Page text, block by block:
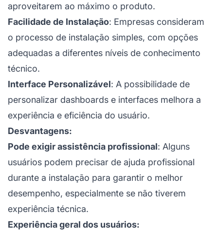
aproveitarem ao máximo o produto.
Facilidade de Instalação: Empresas consideram
o processo de instalação simples, com opções
adequadas a diferentes níveis de conhecimento
técnico.
Interface Personalizável: A possibilidade de
personalizar dashboards e interfaces melhora a
experiência e eficiência do usuário.
Desvantagens:
Pode exigir assistência profissional: Alguns
usuários podem precisar de ajuda profissional
durante a instalação para garantir o melhor
desempenho, especialmente se não tiverem
experiência técnica.
Experiência geral dos usuários: